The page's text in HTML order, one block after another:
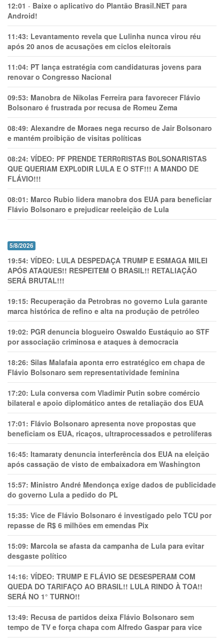
12:01 - Baixe o aplicativo do Plantão Brasil.NET para
Android!
11:43: Levantamento revela que Lulinha nunca virou réu
após 20 anos de acusações em ciclos eleitorais
11:04: PT lança estratégia com candidaturas jovens para
renovar o Congresso Nacional
09:53: Manobra de Nikolas Ferreira para favorecer Flávio
Bolsonaro é frustrada por recusa de Romeu Zema
08:49: Alexandre de Moraes nega recurso de Jair Bolsonaro
e mantém proibição de visitas políticas
08:24: VÍDEO: PF PRENDE TERR0RlSTAS B0LSONARlSTAS
QUE QUERIAM EXPL0DlR LULA E O STF!!! A MANDO DE
FLÁVIO!!!
08:01: Marco Rubio lidera manobra dos EUA para beneficiar
Flávio Bolsonaro e prejudicar reeleição de Lula
5/8/2026
19:54: VÍDEO: LULA DESPEDAÇA TRUMP E ESMAGA MILEI
APÓS ATAQUES!! RESPEITEM O BRASIL!! RETALIAÇÃO
SERÁ BRUTAL!!!
19:15: Recuperação da Petrobras no governo Lula garante
marca histórica de refino e alta na produção de petróleo
19:02: PGR denuncia blogueiro Oswaldo Eustáquio ao STF
por associação criminosa e ataques à democracia
18:26: Silas Malafaia aponta erro estratégico em chapa de
Flávio Bolsonaro sem representatividade feminina
17:20: Lula conversa com Vladimir Putin sobre comércio
bilateral e apoio diplomático antes de retaliação dos EUA
17:01: Flávio Bolsonaro apresenta nove propostas que
beneficiam os EUA, ricaços, ultraprocessados e petrolíferas
16:45: Itamaraty denuncia interferência dos EUA na eleição
após cassação de visto de embaixadora em Washington
15:57: Ministro André Mendonça exige dados de publicidade
do governo Lula a pedido do PL
15:35: Vice de Flávio Bolsonaro é investigado pelo TCU por
repasse de R$ 6 milhões em emendas Pix
15:09: Marcola se afasta da campanha de Lula para evitar
desgaste político
14:16: VÍDEO: TRUMP E FLÁVIO SE DESESPERAM COM
QUEDA DO TARIFAÇO AO BRASIL!! LULA RINDO À TOA!!
SERÁ NO 1° TURNO!!
13:49: Recusa de partidos deixa Flávio Bolsonaro sem
tempo de TV e força chapa com Alfredo Gaspar para vice